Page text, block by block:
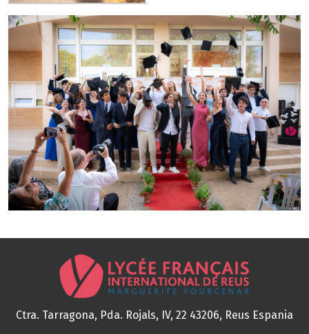
Ctra. Tarragona, Pda. Rojals, IV, 22 43206, Reus Espania